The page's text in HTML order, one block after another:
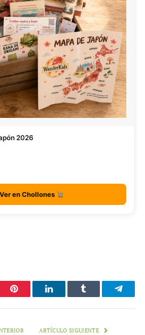
2026
Ver en Chollones
Pinterest LinkedInTumblr
ARTÍCULO SIGUIENTE